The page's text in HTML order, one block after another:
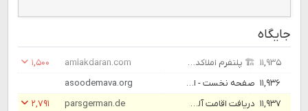
جایگاه
۱۱,۹۳۵ 🏗️ پلتفرم املاکداران | مرجع هوشمند املاک، ساخت‌وساز و فروشگاه‌های مصالح ساختمانی 🏠⚙️ | املاک داران amlakdaran.com
۱,۵۰۰
۱۱,۹۳۶
صفحه نخست - انجمن خیریه توانخواهان آسوده مأوی
asoodemava.org
۱۱,۹۳۷
دریافت اقامت آلمان | پارس جرمن parsgerman.de
۲,۷۹۱